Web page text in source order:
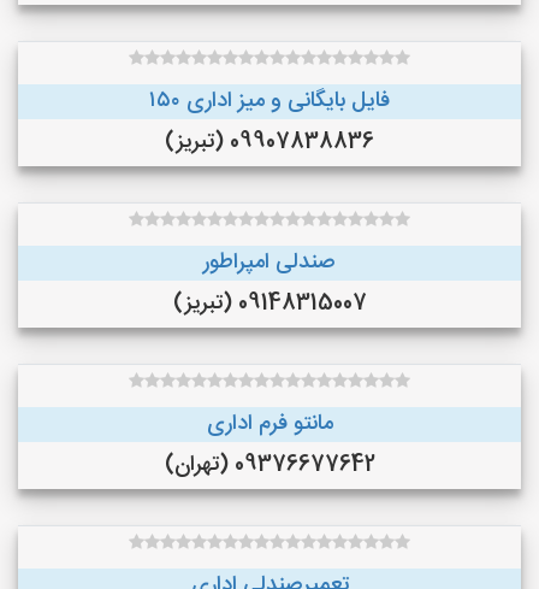
فایل بایگانی و میز اداری ۱۵۰
09907838836 (تبریز)
صندلی امپراطور
09148315007 (تبریز)
مانتو فرم اداری
09376677642 (تهران)